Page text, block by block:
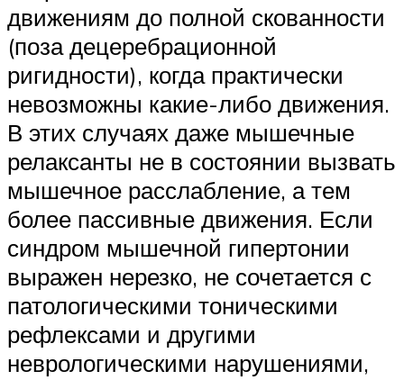
движениям до полной скованности
(поза децеребрационной
ригидности), когда практически
невозможны какие-либо движения.
В этих случаях даже мышечные
релаксанты не в состоянии вызвать
мышечное расслабление, а тем
более пассивные движения. Если
синдром мышечной гипертонии
выражен нерезко, не сочетается с
патологическими тоническими
рефлексами и другими
неврологическими нарушениями,